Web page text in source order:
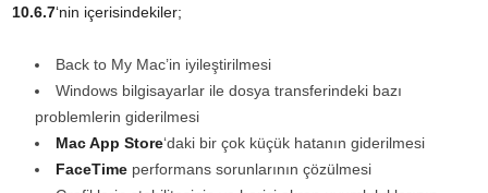
10.6.7‘nin içerisindekiler;
Back to My Mac’in iyileştirilmesi
Windows bilgisayarlar ile dosya transferindeki bazı
problemlerin giderilmesi
Mac App Store‘daki bir çok küçük hatanın giderilmesi
FaceTime performans sorunlarının çözülmesi